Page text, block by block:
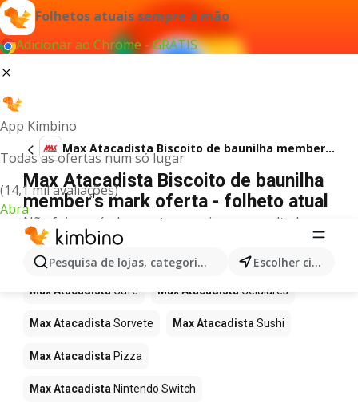
Folhetos atuais sempre à mão
Adicionar ao Chrome - GRÁTIS
App Kimbino
Todas as ofertas num só lugar
(14,1 mil avaliações)
Abra
Pesquisa de lojas, categorias,produtos... Escolher cidade
Max Atacadista Biscoito de baunilha member's mark
Max Atacadista Biscoito de baunilha
member's mark oferta - folheto atual
Não foi possível encontrar quaisquer resultados
para este termo.
Mais produtos em Max Atacadista
Max Atacadista Café Max Atacadista Celulares
Max Atacadista Sorvete Max Atacadista Sushi
Max Atacadista Pizza
Max Atacadista Nintendo Switch